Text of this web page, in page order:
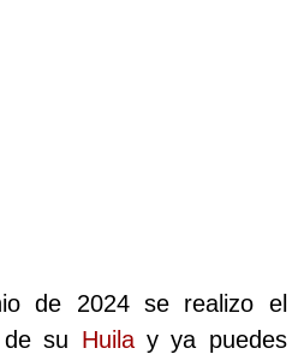
de 2024 se realizo el
su Huilay ya puedes